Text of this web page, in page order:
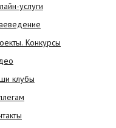
услуги
Конкурсы
клубы